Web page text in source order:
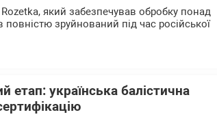
який забезпечував обробку понад
зруйнований під час російської
етап: українська балістична